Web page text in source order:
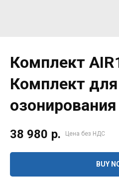
Комплект
Комплект для
38 980 р. Цена без НДС
BUY